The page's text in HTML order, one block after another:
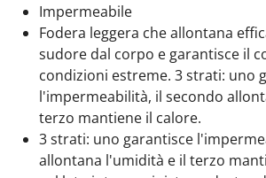
Impermeabile
Fodera leggera che allontana
sudore dal corpo e garantisce il
condizioni estreme. 3 strati: uno
l'impermeabilità, il secondo
terzo mantiene il calore.
3 strati: uno garantisce
allontana l'umidità e il terzo